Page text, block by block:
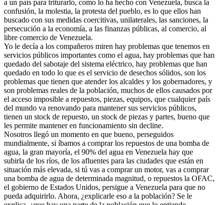
a un país para triturarlo, como lo ha hecho con Venezuela, busca la
confusión, la molestia, la protesta del pueblo, es lo que ellos han
buscado con sus medidas coercitivas, unilaterales, las sanciones, la
persecución a la economía, a las finanzas públicas, al comercio, al
libre comercio de Venezuela.
Yo le decía a los compañeros miren hay problemas que tenemos en
servicios públicos importantes como el agua, hay problemas que han
quedado del sabotaje del sistema eléctrico, hay problemas que han
quedado en todo lo que es el servicio de desechos sólidos, son los
problemas que tienen que atender los alcaldes y los gobernadores, y
son problemas reales de la población, muchos de ellos causados por
el acceso imposible a repuestos, piezas, equipos, que cualquier país
del mundo va renovando para mantener sus servicios públicos,
tienen un stock de repuesto, un stock de piezas y partes, bueno que
les permite mantener en funcionamiento sin decline.
Nosotros llegó un momento en que bueno, perseguidos
mundialmente, si íbamos a comprar los repuestos de una bomba de
agua, la gran mayoría, el 90% del agua en Venezuela hay que
subirla de los ríos, de los afluentes para las ciudades que están en
situación más elevada, si tú vas a comprar un motor, vas a comprar
una bomba de agua de determinada magnitud, o repuestos la OFAC,
el gobierno de Estados Unidos, persigue a Venezuela para que no
pueda adquirirlo. Ahora, ¿explicarle eso a la población? Se le